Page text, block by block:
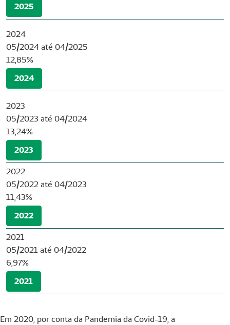
2025
2024
05/2024 até 04/2025
12,85%
2024
2023
05/2023 até 04/2024
13,24%
2023
2022
05/2022 até 04/2023
11,43%
2022
2021
05/2021 até 04/2022
6,97%
2021
Em 2020, por conta da Pandemia da Covid-19, a